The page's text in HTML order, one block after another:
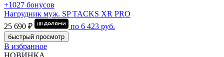
+1027 бонусов
Нагрудник муж. SP TACKS XR PRO
25 690 ₽
по 6 423 руб.
быстрый просмотр
В избранное